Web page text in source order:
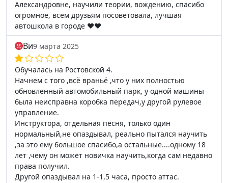
Александровне, научили теории, вождению, спасибо
огромное, всем друзьям посоветовала, лучшая
автошкола в городе ❤️❤️
Ви9 марта 2025
Обучалась на Ростовской 4.
Начнем с того ,всё враньё ,что у них полностью
обновленный автомобильный парк, у одной машины
была неисправна коробка передач,у другой рулевое
управление.
Инструктора, отдельная песня, только один
нормальный,не опаздывал, реально пытался научить
,за это ему большое спасибо,а остальные....одному 18
лет ,чему он может новичка научить,когда сам недавно
права получил.
Другой опаздывал на 1-1,5 часа, просто аттас.